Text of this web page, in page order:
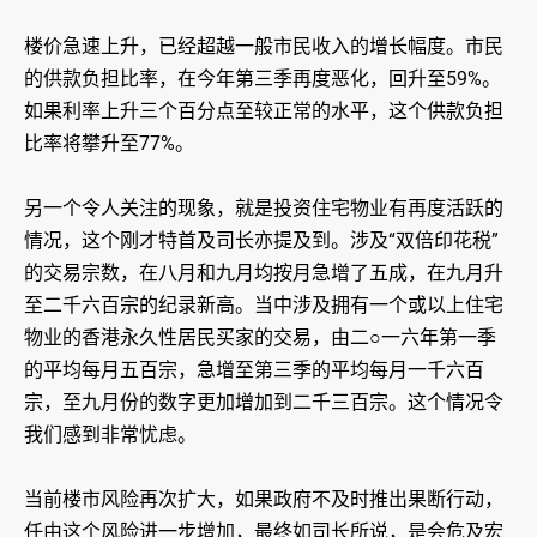
楼价急速上升，已经超越一般市民收入的增长幅度。市民
的供款负担比率，在今年第三季再度恶化，回升至59%。
如果利率上升三个百分点至较正常的水平，这个供款负担
比率将攀升至77%。
另一个令人关注的现象，就是投资住宅物业有再度活跃的
情况，这个刚才特首及司长亦提及到。涉及“双倍印花税”
的交易宗数，在八月和九月均按月急增了五成，在九月升
至二千六百宗的纪录新高。当中涉及拥有一个或以上住宅
物业的香港永久性居民买家的交易，由二○一六年第一季
的平均每月五百宗，急增至第三季的平均每月一千六百
宗，至九月份的数字更加增加到二千三百宗。这个情况令
我们感到非常忧虑。
当前楼市风险再次扩大，如果政府不及时推出果断行动，
任由这个风险进一步增加，最终如司长所说，是会危及宏